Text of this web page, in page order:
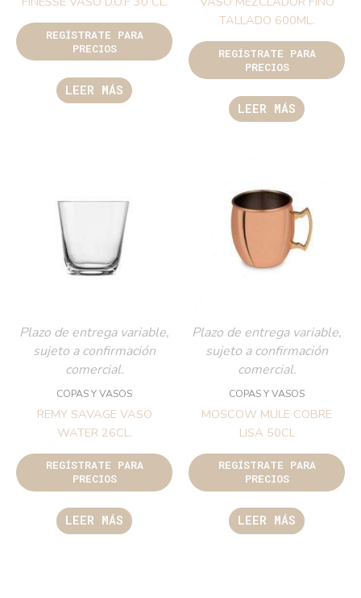
REGÍSTRATE PARA
PRECIOS
LEER MÁS
TALLADO 600ML.
REGÍSTRATE PARA
PRECIOS
LEER MÁS
Plazo de entrega variable,
sujeto a confirmación
comercial.
COPAS Y VASOS
REMY SAVAGE VASO
WATER 26CL.
REGÍSTRATE PARA
PRECIOS
LEER MÁS
Plazo de entrega variable,
sujeto a confirmación
comercial.
COPAS Y VASOS
MOSCOW MULE COBRE
LISA 50CL
REGÍSTRATE PARA
PRECIOS
LEER MÁS